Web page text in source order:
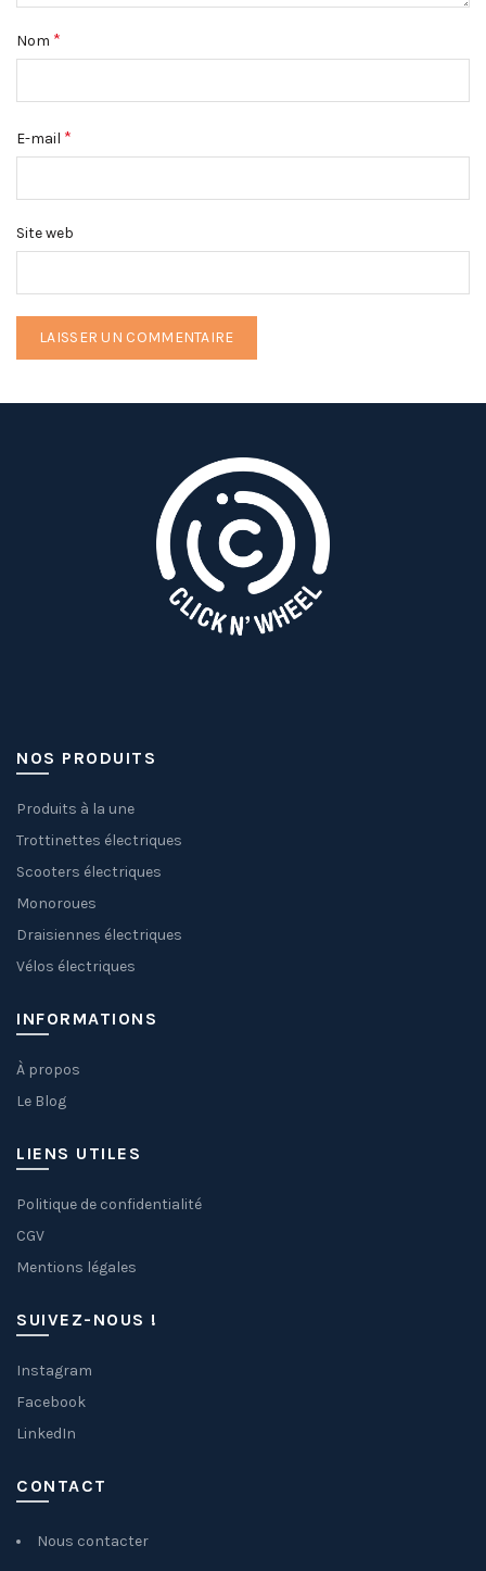
Nom *
E-mail *
Site web
NOS PRODUITS
Produits à la une
Trottinettes électriques
Scooters électriques
Monoroues
Draisiennes électriques
Vélos électriques
INFORMATIONS
À propos
Le Blog
LIENS UTILES
Politique de confidentialité
CGV
Mentions légales
SUIVEZ-NOUS !
Instagram
Facebook
LinkedIn
CONTACT
Nous contacter